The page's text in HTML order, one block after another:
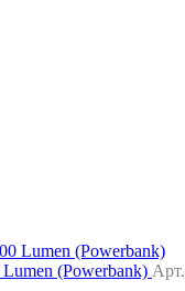
(Powerbank)